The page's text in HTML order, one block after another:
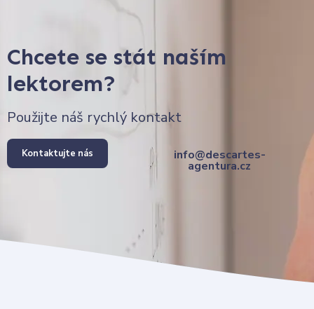
Chcete se stát naším
lektorem?
Použijte náš rychlý kontakt
Kontaktujte nás info@descartes-
agentura.cz